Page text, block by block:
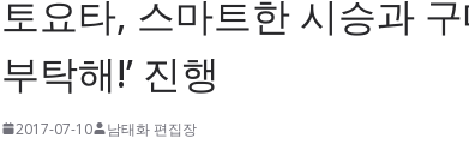
토요타, 스마트한 시승과
부탁해!’ 진행
2017-07-10 남태화 편집장